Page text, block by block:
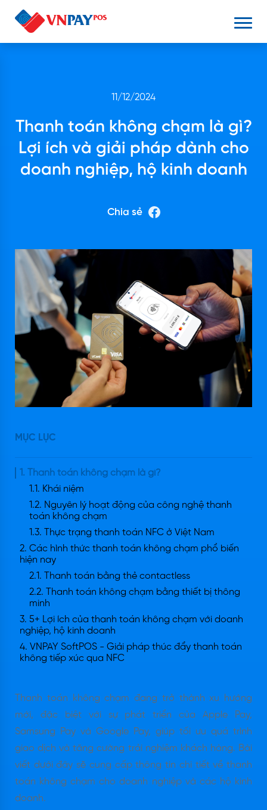
11/12/2024
Thanh toán không chạm là gì?
Lợi ích và giải pháp dành cho
doanh nghiệp, hộ kinh doanh
Chia sẻ
MỤC LỤC
1. Thanh toán không chạm là gì?
1.1. Khái niệm
1.2. Nguyên lý hoạt động của công nghệ thanh
toán không chạm
1.3. Thực trạng thanh toán NFC ở Việt Nam
2. Các hình thức thanh toán không chạm phổ biến
hiện nay
2.1. Thanh toán bằng thẻ contactless
2.2. Thanh toán không chạm bằng thiết bị thông
minh
3. 5+ Lợi ích của thanh toán không chạm với doanh
nghiệp, hộ kinh doanh
4. VNPAY SoftPOS - Giải pháp thúc đẩy thanh toán
không tiếp xúc qua NFC
Thanh toán không chạm đang trở thành xu hướng
mới, đặc biệt với sự phát triển của Apple Pay,
Samsung Pay và Google Pay, giúp tối ưu quá trình
giao dịch và tăng cường trải nghiệm khách hàng. Bài
viết dưới đây sẽ cung cấp thông tin chi tiết về thanh
toán không chạm cho doanh nghiệp và các hộ kinh
doanh.